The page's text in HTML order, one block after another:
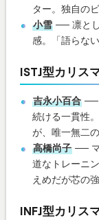
ター。独自の
小雪 ── 凛と
感。「語らな
ISTJ型カリス
吉永小百合 ──
続ける一貫性
が、唯一無二
高橋尚子 ──
道なトレーニ
えめだが芯の
INFJ型カリス